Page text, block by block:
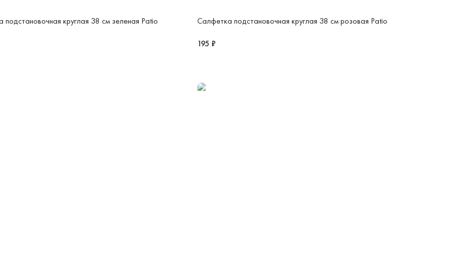
подстановочная круглая 38 см зеленая Patio Салфетка подстановочная круглая 38 см розовая Patio
195 ₽